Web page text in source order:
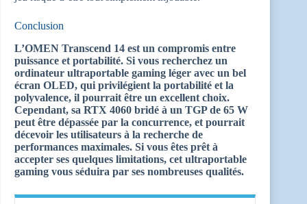
Conclusion
L’OMEN Transcend 14 est un compromis entre
puissance et portabilité. Si vous recherchez un
ordinateur ultraportable gaming léger avec un bel
écran OLED, qui privilégient la portabilité et la
polyvalence, il pourrait être un excellent choix.
Cependant, sa RTX 4060 bridé à un TGP de 65 W
peut être dépassée par la concurrence, et pourrait
décevoir les utilisateurs à la recherche de
performances maximales. Si vous êtes prêt à
accepter ses quelques limitations, cet ultraportable
gaming vous séduira par ses nombreuses qualités.